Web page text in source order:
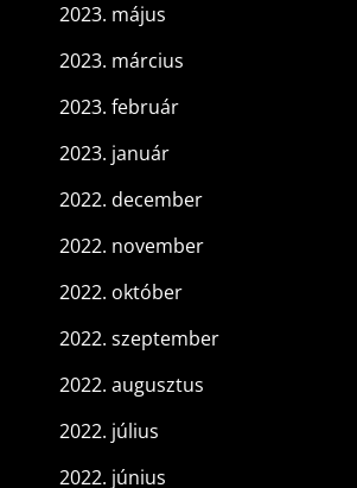
2023. május
2023. március
2023. február
2023. január
2022. december
2022. november
2022. október
2022. szeptember
2022. augusztus
2022. július
2022. június